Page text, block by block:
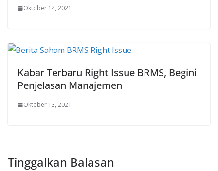
Oktober 14, 2021
Kabar Terbaru Right Issue BRMS, Begini
Penjelasan Manajemen
Oktober 13, 2021
Tinggalkan Balasan